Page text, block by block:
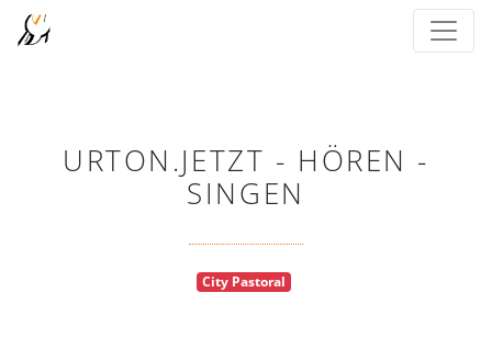
URTON.JETZT - HÖREN -
SINGEN
City Pastoral